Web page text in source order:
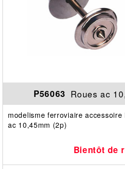
P56063 Roues ac
modelisme ferroviaire accessoire
ac 10,45mm (2p)
Bientôt de